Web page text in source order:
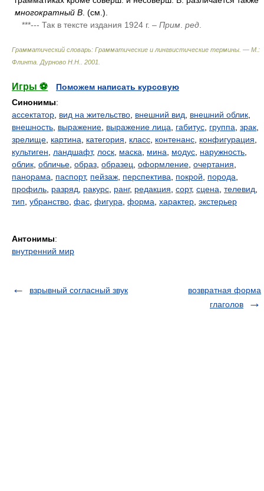
многократный В . (см.).
***--- Так в тексте издания 1924 г. – Прим ред
Грамматический словарь: Грамматические и лингвистические термины. — М.:
Флинта Дурново Н.Н. 2001
Игры ⚽
Поможем написать курсовую
Синонимы:
ассектатор вид на жительство внешний вид внешний облик
внешность выражение выражение лица габитус группа зрак
зрелище картина категория класс контенанс конфигурация
культиген
ландшафт, лоск маска мина модус наружность
облик обличье образ образец оформление очертания
панорама
паспорт, пейзаж перспектива покрой порода
профиль разряд ракурс ранг, редакция сорт, сцена телевид
тип убранство фас фигура форма характер экстерьер
Антонимы:
внутренний мир
взрывный согласный звук
возвратная форма
глаголов